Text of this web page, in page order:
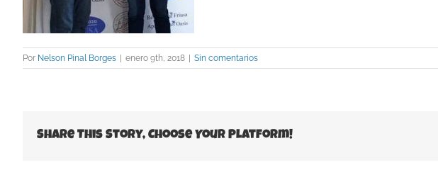
Por Nelson Pinal Borges | enero 9th, 2018 | Sin comentarios
Share This Story, Choose Your Platform!